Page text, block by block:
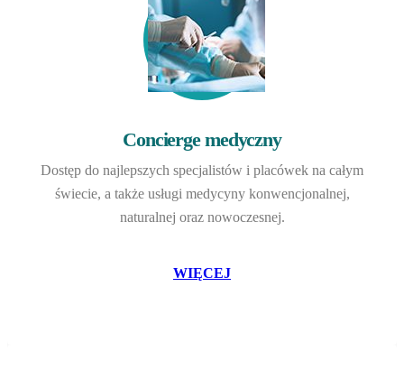
Concierge medyczny
Dostęp do najlepszych specjalistów i placówek na całym
świecie, a także usługi medycyny konwencjonalnej,
naturalnej oraz nowoczesnej.
WIĘCEJ